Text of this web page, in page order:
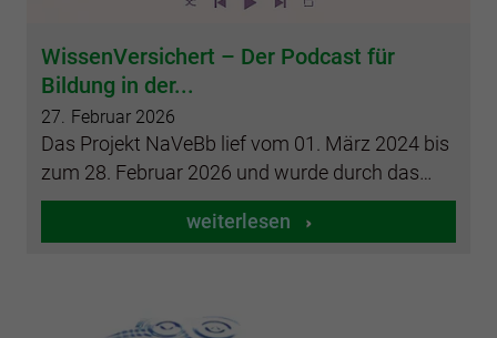
WissenVersichert – Der Podcast für
Bildung in der...
27. Februar 2026
Das Projekt NaVeBb lief vom 01. März 2024 bis
zum 28. Februar 2026 und wurde durch das…
weiterlesen